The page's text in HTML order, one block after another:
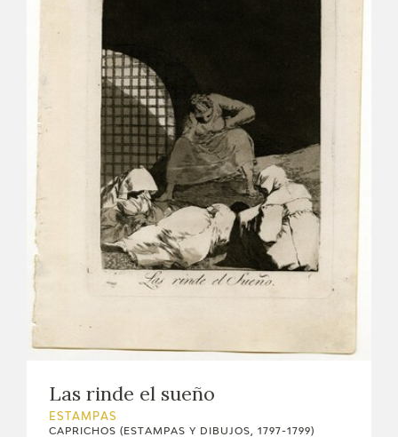
Las rinde el sueño
ESTAMPAS
CAPRICHOS (ESTAMPAS Y DIBUJOS, 1797-1799)